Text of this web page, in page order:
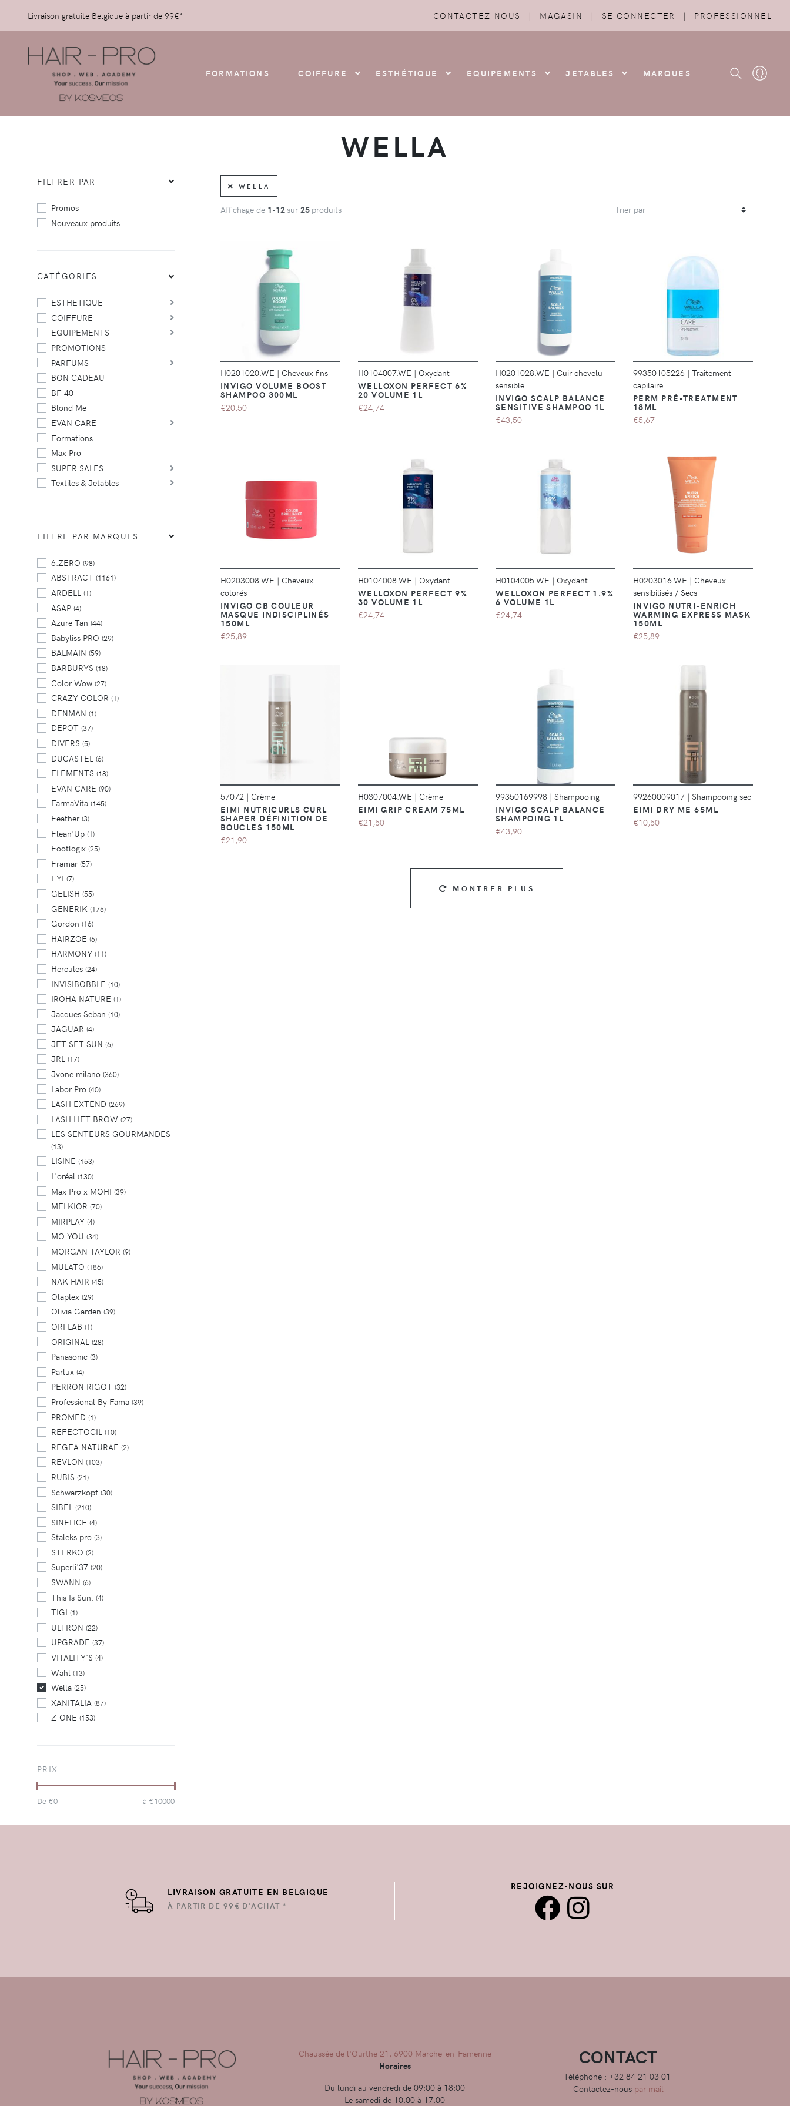
Livraison gratuite Belgique à partir de 99€* CONTACTEZ-NOUS | MAGASIN | SE CONNECTER | PROFESSIONNEL
FORMATIONS COIFFURE ESTHÉTIQUE EQUIPEMENTS JETABLES MARQUES
WELLA
FILTRER PAR
Promos
Nouveaux produits
CATÉGORIES
ESTHETIQUE
COIFFURE
EQUIPEMENTS
PROMOTIONS
PARFUMS
BON CADEAU
BF 40
Blond Me
EVAN CARE
Formations
Max Pro
SUPER SALES
Textiles & Jetables
FILTRE PAR MARQUES
6.ZERO (98)
ABSTRACT (1161)
ARDELL (1)
ASAP (4)
Azure Tan (44)
Babyliss PRO (29)
BALMAIN (59)
BARBURYS (18)
Color Wow (27)
CRAZY COLOR (1)
DENMAN (1)
DEPOT (37)
DIVERS (5)
DUCASTEL (6)
ELEMENTS (18)
EVAN CARE (90)
FarmaVita (145)
Feather(3)
Flean'Up (1)
Footlogix (25)
Framar(57)
FYI (7)
GELISH (55)
GENERIK (175)
Gordon (16)
HAIRZOE (6)
HARMONY (11)
Hercules (24)
INVISIBOBBLE (10)
IROHA NATURE (1)
Jacques Seban (10)
JAGUAR (4)
JET SET SUN (6)
JRL (17)
Jvone milano (360)
Labor Pro (40)
LASH EXTEND (269)
LASH LIFT BROW (27)
LES SENTEURS GOURMANDES
(13)
LISINE (153)
L'oréal (130)
Max Pro x MOHI (39)
MELKIOR (70)
MIRPLAY (4)
MO YOU (34)
MORGAN TAYLOR (9)
MULATO (186)
NAK HAIR (45)
Olaplex (29)
Olivia Garden (39)
ORI LAB (1)
ORIGINAL (28)
Panasonic (3)
Parlux (4)
PERRON RIGOT (32)
Professional By Fama (39)
PROMED (1)
REFECTOCIL (10)
REGEA NATURAE (2)
REVLON (103)
RUBIS (21)
Schwarzkopf (30)
SIBEL (210)
SINELICE (4)
Staleks pro (3)
STERKO (2)
Superli'37 (20)
SWANN (6)
This Is Sun. (4)
TIGI (1)
ULTRON (22)
UPGRADE (37)
VITALITY'S (4)
Wahl (13)
Wella (25)
XANITALIA (87)
Z-ONE (153)
PRIX
De €0 à €10000
WELLA
Affichage de 1-12sur 25 produits Trier par
DÉTAILS
H0201020.WE | Cheveux fins
INVIGO VOLUME BOOST
SHAMPOO 300ML
€20,50
H0104007.WE | Oxydant
WELLOXON PERFECT 6%
20 VOLUME 1L
€24,74
DÉTAILS
H0201028.WE | Cuir chevelu
sensible
INVIGO SCALP BALANCE
SENSITIVE SHAMPOO 1L
€43,50
DÉTAILS
99350105226 | Traitement
capilaire
PERM PRÉ-TREATMENT
18ML
€5,67
DÉTAILS
H0203008.WE | Cheveux
colorés
INVIGO CB COULEUR
MASQUE INDISCIPLINÉS
150ML
€25,89
H0104008.WE | Oxydant
WELLOXON PERFECT 9%
30 VOLUME 1L
€24,74
H0104005.WE | Oxydant
WELLOXON PERFECT 1.9%
6 VOLUME 1L
€24,74
DÉTAILS
H0203016.WE | Cheveux
sensibilisés / Secs
INVIGO NUTRI-ENRICH
WARMING EXPRESS MASK
150ML
€25,89
DÉTAILS
57072 | Crème
EIMI NUTRICURLS CURL
SHAPER DÉFINITION DE
BOUCLES 150ML
€21,90
DÉTAILS
H0307004.WE | Crème
EIMI GRIP CREAM 75ML
€21,50
DÉTAILS
99350169998 | Shampooing
INVIGO SCALP BALANCE
SHAMPOING 1L
€43,90
DÉTAILS
99260009017 | Shampooing sec
EIMI DRY ME 65ML
€10,50
MONTRER PLUS
LIVRAISON GRATUITE EN BELGIQUE
À PARTIR DE 99€ D'ACHAT *
REJOIGNEZ-NOUS SUR
Chaussée de l'Ourthe 21, 6900 Marche-en-Famenne
Horaires
Du lundi au vendredi de 09:00 à 18:00
Le samedi de 10:00 à 17:00
CONTACT
Téléphone : +32 84 21 03 01
Contactez-nous par mail